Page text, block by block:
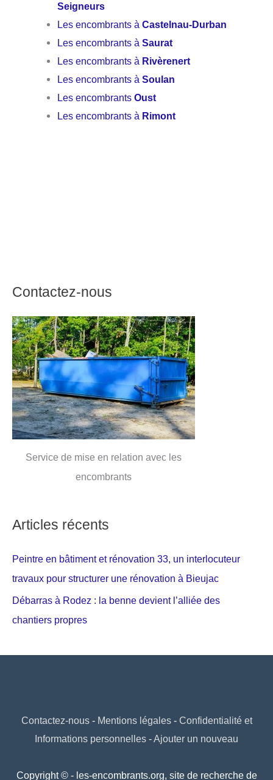
Seigneurs
Les encombrants àCastelnau-Durban
Les encombrants àSaurat
Les encombrants à Rivèrenert
Les encombrants àSoulan
Les encombrantsOust
Les encombrants à Rimont
Contactez-nous
Service de mise en relation avec les
encombrants
Articles récents
Peintre en bâtiment et rénovation 33, un interlocuteur
travaux pour structurer une rénovation à Bieujac
Débarras à Rodez : la benne devient l’alliée des
chantiers propres
Contactez-nous- Mentions légales- Confidentialité et
Informations personnelles -Ajouter un nouveau
Copyright © - les-encombrants.org, site de recherche de